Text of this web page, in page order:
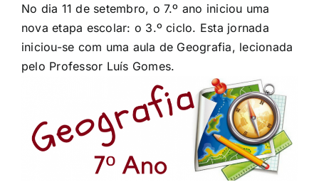
No dia 11 de setembro, o 7.º ano iniciou uma
nova etapa escolar: o 3.º ciclo. Esta jornada
iniciou-se com uma aula de Geografia, lecionada
pelo Professor Luís Gomes.